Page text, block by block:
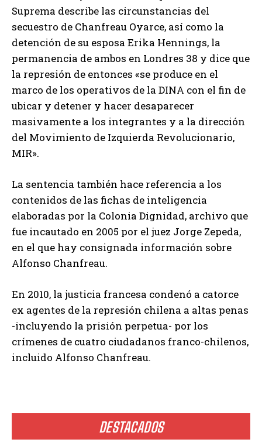
DESTACADOS
Suprema describe las circunstancias del
secuestro de Chanfreau Oyarce, así como la
detención de su esposa Erika Hennings, la
permanencia de ambos en Londres 38 y dice que
la represión de entonces «se produce en el
marco de los operativos de la DINA con el fin de
ubicar y detener y hacer desaparecer
masivamente a los integrantes y a la dirección
del Movimiento de Izquierda Revolucionario,
MIR».
La sentencia también hace referencia a los
contenidos de las fichas de inteligencia
elaboradas por la Colonia Dignidad, archivo que
fue incautado en 2005 por el juez Jorge Zepeda,
en el que hay consignada información sobre
Alfonso Chanfreau.
En 2010, la justicia francesa condenó a catorce
ex agentes de la represión chilena a altas penas
-incluyendo la prisión perpetua- por los
crímenes de cuatro ciudadanos franco-chilenos,
incluido Alfonso Chanfreau.